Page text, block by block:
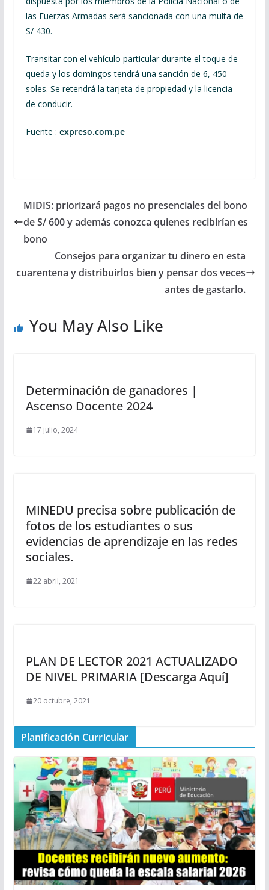
las Fuerzas Armadas será sancionada con una multa de
S/ 430.
Transitar con el vehículo particular durante el toque de
queda y los domingos tendrá una sanción de 6, 450
soles. Se retendrá la tarjeta de propiedad y la licencia
de conducir.
Fuente : expreso.com.pe
MIDIS: priorizará pagos no presenciales del bono
de S/ 600 y además conozca quienes recibirían es
bono
Consejos para organizar tu dinero en esta
cuarentena y distribuirlos bien y pensar dos veces
antes de gastarlo.
You May Also Like
Determinación de ganadores |
Ascenso Docente 2024
17 julio, 2024
MINEDU precisa sobre publicación de
fotos de los estudiantes o sus
evidencias de aprendizaje en las redes
sociales.
22 abril, 2021
PLAN DE LECTOR 2021 ACTUALIZADO
DE NIVEL PRIMARIA [Descarga Aquí]
20 octubre, 2021
Planificación Curricular